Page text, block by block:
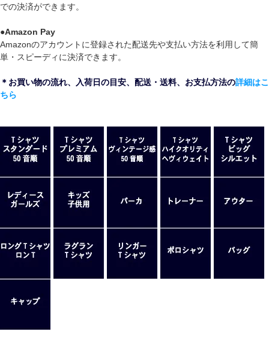
での決済ができます。
●Amazon Pay
Amazonのアカウントに登録された配送先や支払い方法を利用して簡
単・スピーディに決済できます。
＊お買い物の流れ、入荷日の目安、配送・送料、お支払方法の詳細はこ
ちら